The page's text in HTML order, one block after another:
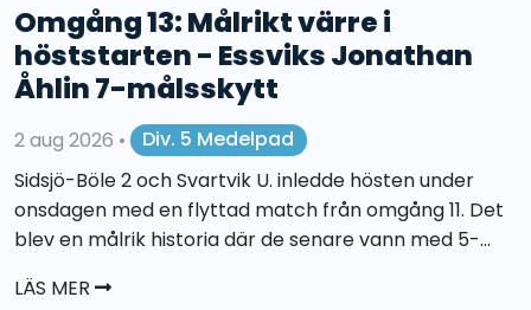
Omgång 13: Målrikt värre i
höststarten - Essviks Jonathan
Åhlin 7-målsskytt
2 aug 2026 •
Div. 5 Medelpad
Sidsjö-Böle 2 och Svartvik U. inledde hösten under
onsdagen med en flyttad match från omgång 11. Det
blev en målrik historia där de senare vann med 5-...
LÄS MER